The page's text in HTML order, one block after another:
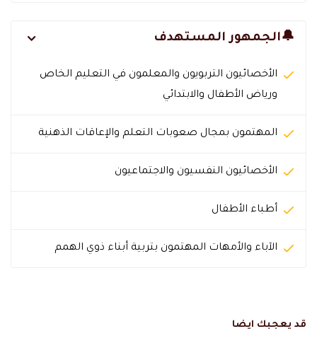
🔔الجمهور المستهدف
الأخصائيون التربويون والمعلمون في التعليم الخاص
ورياض الأطفال والابتدائي
المهتمون بمجال صعوبات التعلم والإعاقات الذهنية
الأخصائيون النفسيون والاجتماعيون
أطباء الأطفال
الآباء والأمهات المهتمون بتربية أبناء ذوي الهمم
قد يعجبك ايضا